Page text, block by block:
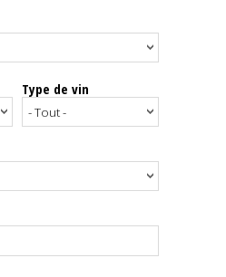
Type de vin